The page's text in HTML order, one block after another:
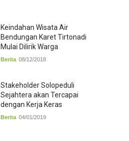
Keindahan Wisata Air
Bendungan Karet Tirtonadi
Mulai Dilirik Warga
Berita 08/12/2018
Stakeholder Solopeduli
Sejahtera akan Tercapai
dengan Kerja Keras
Berita 04/01/2019